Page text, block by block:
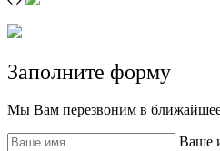
Заполните форму
Мы Вам перезвоним в
Ваше